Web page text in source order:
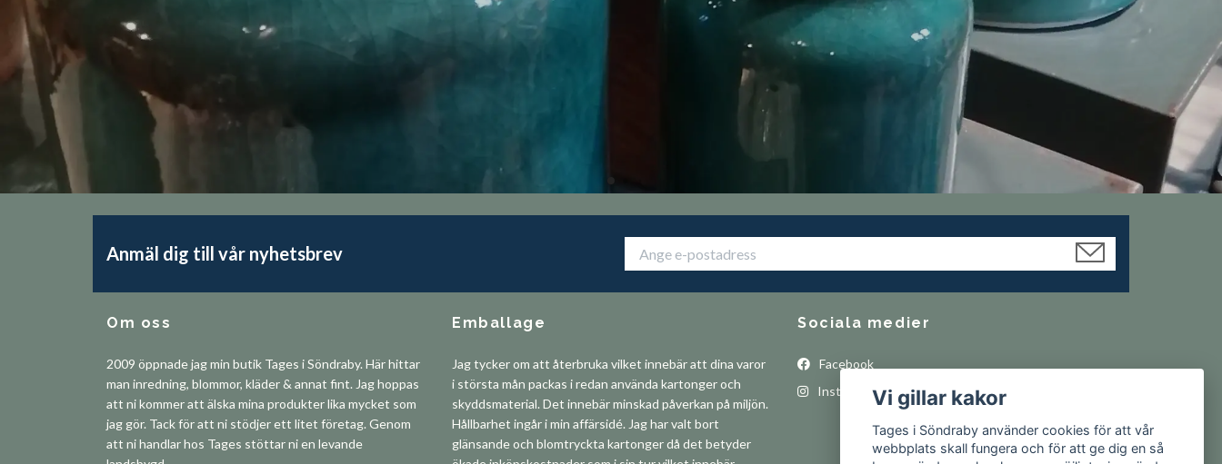
Anmäl dig till vår nyhetsbrev
Om oss
2009 öppnade jag min butik Tages i Söndraby. Här hittar
man inredning, blommor, kläder & annat fint. Jag hoppas
att ni kommer att älska mina produkter lika mycket som
jag gör. Tack för att ni stödjer ett litet företag. Genom
att ni handlar hos Tages stöttar ni en levande
Emballage
Jag tycker om att återbruka vilket innebär att dina varor
i största mån packas i redan använda kartonger och
skyddsmaterial. Det innebär minskad påverkan på miljön.
Hållbarhet ingår i min affärsidé. Jag har valt bort
glänsande och blomtryckta kartonger då det betyder
Sociala medier
Facebook
InstagramVi gillar kakor
Tages i Söndraby använder cookies för att vår
webbplats skall fungera och för att ge dig en så